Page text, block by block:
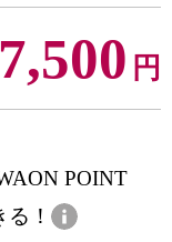
円
POINT
！